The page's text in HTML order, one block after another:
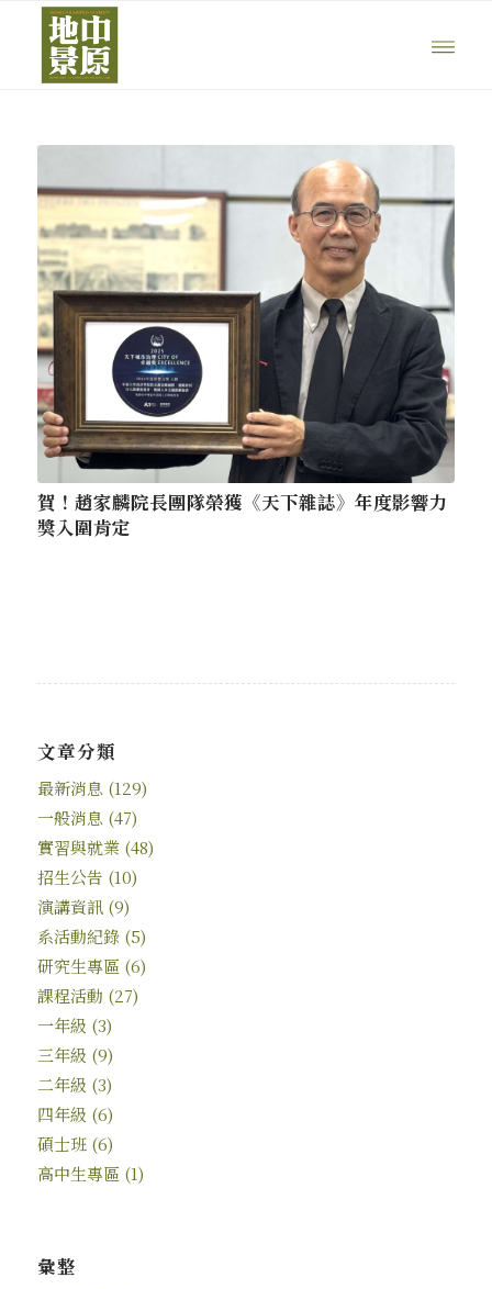
賀！趙家麟院長團隊榮獲《天下雜誌》年度影響力
獎入圍肯定
文章分類
最新消息 (129)
一般消息 (47)
實習與就業(48)
招生公告 (10)
演講資訊(9)
系活動紀錄(5)
研究生專區 (6)
課程活動 (27)
一年級 (3)
三年級 (9)
二年級 (3)
四年級 (6)
碩士班(6)
高中生專區 (1)
彙整